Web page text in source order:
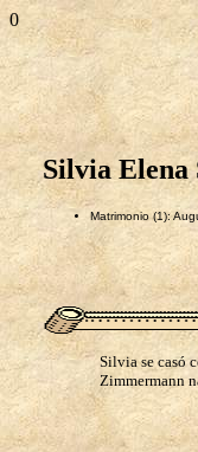
0
Silvia Elena
Matrimonio (1):
Silvia se casó
Zimmermann